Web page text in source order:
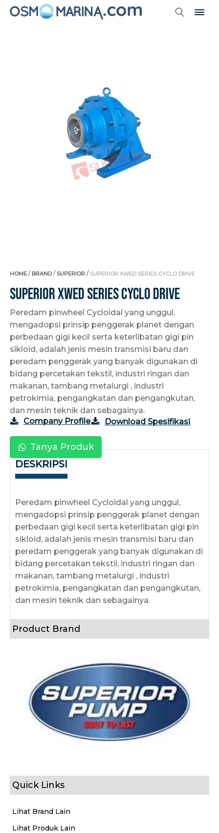
HOME / BRAND/ SUPERIOR / SUPERIOR XWED SERIES CYCLO DRIVE
Superior XWED Series Cyclo Drive
Peredam pinwheel Cycloidal yang unggul,
mengadopsi prinsip penggerak planet dengan
perbedaan gigi kecil serta keterlibatan gigi pin
sikloid, adalah jenis mesin transmisi baru dan
peredam penggerak yang banyak digunakan di
bidang percetakan tekstil, industri ringan dan
makanan, tambang metalurgi , industri
petrokimia, pengangkatan dan pengangkutan,
dan mesin teknik dan sebagainya.
Company Profile
Download Spesifikasi
Tanya Produk
DESKRIPSI
Peredam pinwheel Cycloidal yang unggul,
mengadopsi prinsip penggerak planet dengan
perbedaan gigi kecil serta keterlibatan gigi pin
sikloid, adalah jenis mesin transmisi baru dan
peredam penggerak yang banyak digunakan di
bidang percetakan tekstil, industri ringan dan
makanan, tambang metalurgi , industri
petrokimia, pengangkatan dan pengangkutan,
dan mesin teknik dan sebagainya.
Product Brand
Quick Links
Lihat Brand Lain
Lihat Produk Lain